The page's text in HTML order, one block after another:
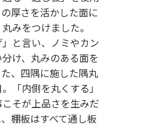
丸型内部
厚さを活かした面に
みをつけました。
」と言い、ノミやカン
け、丸みのある面を
、四隅に施した隅丸
「内側を丸くする」
そが上品さを生みだ
棚板はすべて通し板